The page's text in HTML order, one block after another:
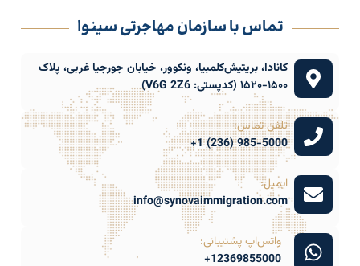
تماس با سازمان مهاجرتی سینوا
کانادا، بریتیش‌کلمبیا، ونکوور، خیابان جورجیا غربی، پلاک
۱۵۰۰-۱۵۲۰ (کدپستی: V6G 2Z6)
تلفن تماس:
985-5000 (236) 1+
ایمیل:
info@synovaimmigration.com
واتس‌اپ پشتیبانی:
12369855000+